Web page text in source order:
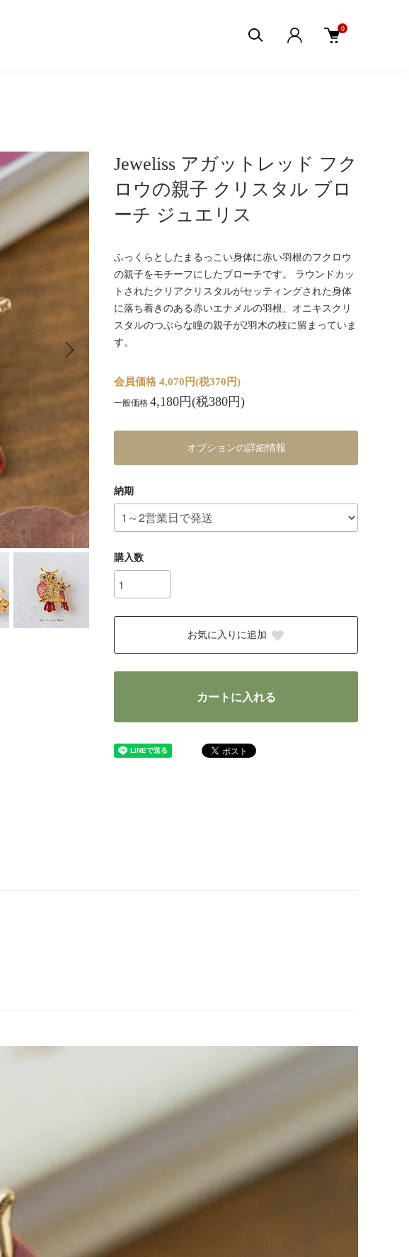
0
Jeweliss アガットレッド フク
ロウの親子 クリスタル ブロ
ーチ ジュエリス
ふっくらとしたまるっこい身体に赤い羽根のフクロウ
の親子をモチーフにしたブローチです。 ラウンドカッ
トされたクリアクリスタルがセッティングされた身体
に落ち着きのある赤いエナメルの羽根、オニキスクリ
スタルのつぶらな瞳の親子が2羽木の枝に留まっていま
す。
会員価格 4,070円(税370円)
一般価格 4,180円(税380円)
オプションの詳細情報
納期
購入数
お気に入りに追加
カートに入れる